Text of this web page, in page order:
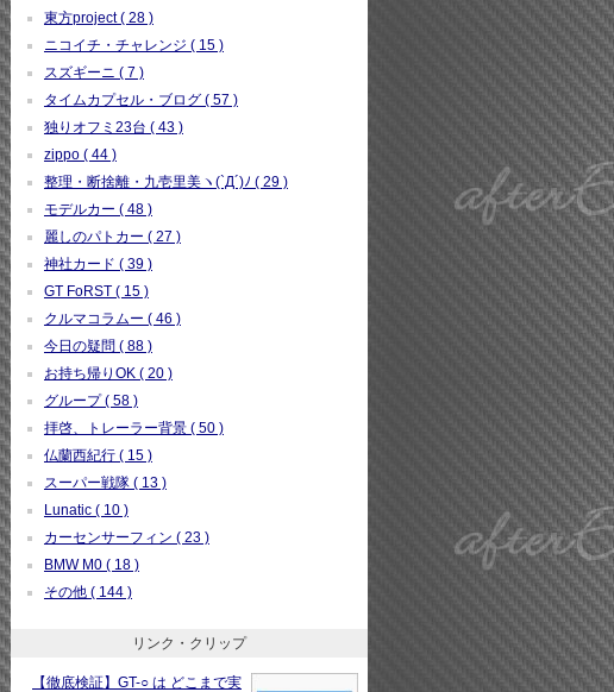
東方project ( 28 )
ニコイチ・チャレンジ ( 15 )
スズギーニ ( 7 )
タイムカプセル・ブログ ( 57 )
独りオフミ23台 ( 43 )
zippo ( 44 )
整理・断捨離・九壱里美ヽ(`Д´)ﾉ ( 29 )
モデルカー ( 48 )
麗しのパトカー ( 27 )
神社カード ( 39 )
GT FoRST ( 15 )
クルマコラムー ( 46 )
今日の疑問 ( 88 )
お持ち帰りOK ( 20 )
グループ ( 58 )
拝啓、トレーラー背景 ( 50 )
仏蘭西紀行 ( 15 )
スーパー戦隊 ( 13 )
Lunatic ( 10 )
カーセンサーフィン ( 23 )
BMW M0 ( 18 )
その他 ( 144 )
リンク・クリップ
【徹底検証】GT-○ は どこまで実